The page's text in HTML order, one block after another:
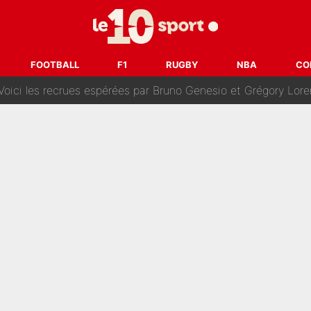
FOOTBALL F1 RUGBY NBA
le PSG : Un gros club étranger prêt à relancer le feuilleton pour la
: Les révélations de la famille Zidane sur sa prise de
les recrues espérées par Bruno Genesio et Grégory